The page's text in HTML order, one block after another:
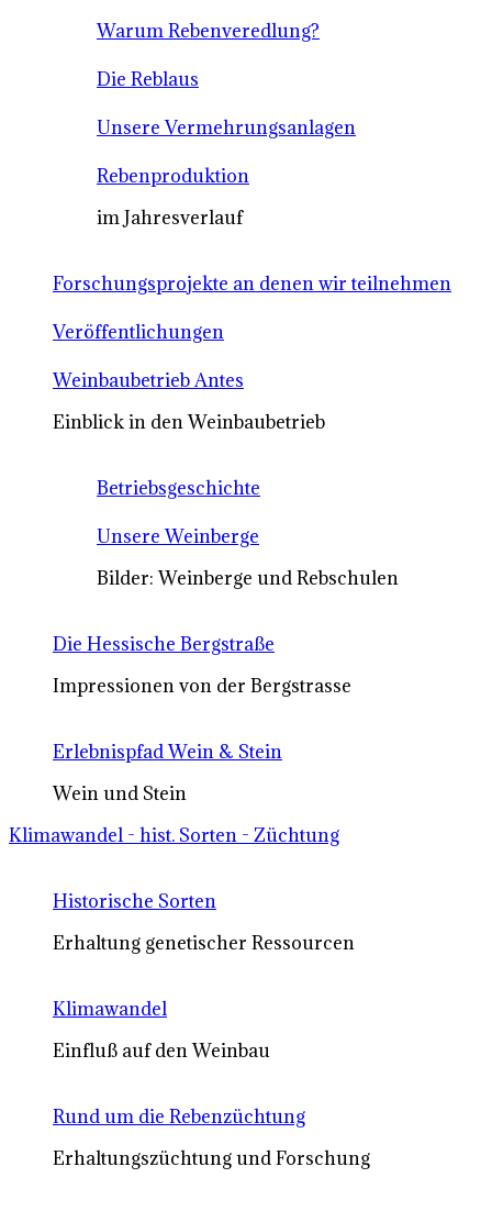
Warum Rebenveredlung?
Die Reblaus
Unsere Vermehrungsanlagen
Rebenproduktion
im Jahresverlauf
Forschungsprojekte an denen wir teilnehmen
Veröffentlichungen
Weinbaubetrieb Antes
Einblick in den Weinbaubetrieb
Betriebsgeschichte
Unsere Weinberge
Bilder: Weinberge und Rebschulen
Die Hessische Bergstraße
Impressionen von der Bergstrasse
Erlebnispfad Wein & Stein
Wein und Stein
Klimawandel - hist. Sorten - Züchtung
Historische Sorten
Erhaltung genetischer Ressourcen
Klimawandel
Einfluß auf den Weinbau
Rund um die Rebenzüchtung
Erhaltungszüchtung und Forschung